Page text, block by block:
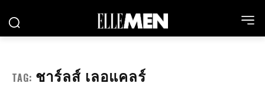
TAG: ชาร์ลส์ เลอแคลร์